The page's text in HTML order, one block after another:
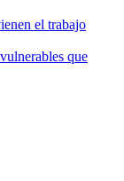
el trabajo
que